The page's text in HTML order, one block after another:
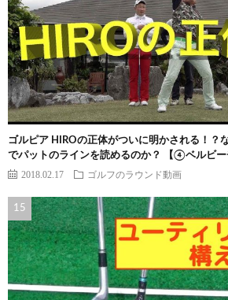
ゴルピア HIROの正体がついに明かされる！？
でパットのラインを読めるのか？ 【④ベルビー
2018.02.17 ゴルフのラウンド動画